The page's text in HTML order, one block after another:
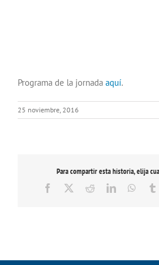
Programa de la jornada aquí.
25 noviembre, 2016
Para compartir esta historia, elija
Facebook RedditLinkedIn